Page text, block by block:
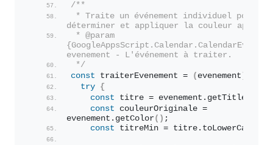
/**
* Traite un événement individuel pour
déterminer et appliquer la couleur
* @param
{GoogleAppsScript.Calendar.CalendarEvent}
evenement - L'événement à traiter.
*/
const traiterEvenement = ( evenement
try {
const titre = evenement. getTitle
const couleurOriginale =
evenement. getColor( ) ;
const titreMin = titre. toLowerCase